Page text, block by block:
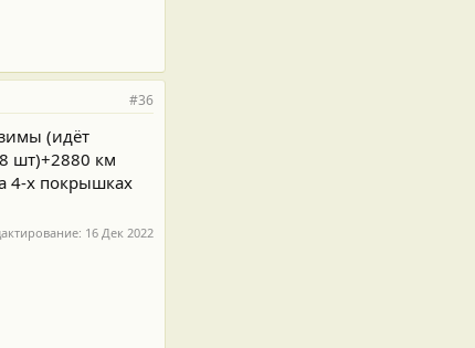
#36
(идёт
шт)+2880 км
4-х покрышках
16 Дек 2022